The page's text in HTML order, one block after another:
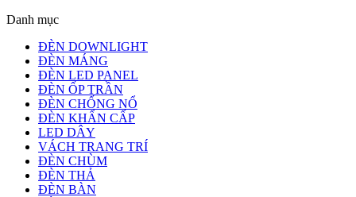
Danh mục
ĐÈN DOWNLIGHT
ĐÈN MÁNG
ĐÈN LED PANEL
ĐÈN ỐP TRẦN
ĐÈN CHỐNG NỔ
ĐÈN KHẨN CẤP
LED DÂY
VÁCH TRANG TRÍ
ĐÈN CHÙM
ĐÈN THẢ
ĐÈN BÀN